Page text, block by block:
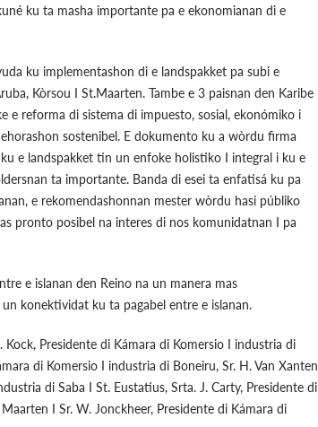
ku ta masha importante pa e ekonomianan di e
ku implementashon di e landspakket pa subi e
Kòrsou I St.Maarten. Tambe e 3 paisnan den Karibe
e reforma di sistema di impuesto, sosial, ekonómiko i
sostenibel. E dokumento ku a wòrdu firma
e landspakket tin un enfoke holistiko I integral i ku e
ta importante. Banda di esei ta enfatisá ku pa
e rekomendashonnan mester wòrdu hasi públiko
pronto posibel na interes di nos komunidatnan I pa
e islanan den Reino na un manera mas
konektividat ku ta pagabel entre e islanan.
Presidente di Kámara di Komersio I industria di
di Komersio I industria di Boneiru, Sr. H. Van Xanten
di Saba I St. Eustatius, Srta. J. Carty, Presidente di
I Sr. W. Jonckheer, Presidente di Kámara di